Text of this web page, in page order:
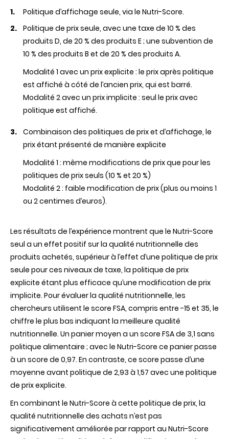
Politique d’affichage seule, via le Nutri-Score.
Politique de prix seule, avec une taxe de 10 % des
produits D, de 20 % des produits E ; une subvention de
10 % des produits B et de 20 % des produits A.
Modalité 1 avec un prix explicite : le prix après politique
est affiché à côté de l’ancien prix, qui est barré.
Modalité 2 avec un prix implicite : seul le prix avec
politique est affiché.
Combinaison des politiques de prix et d’affichage, le
prix étant présenté de manière explicite
Modalité 1 : même modifications de prix que pour les
politiques de prix seuls (10 % et 20 %)
Modalité 2 : faible modification de prix (plus ou moins 1
ou 2 centimes d’euros).
Les résultats de l’expérience montrent que le Nutri-Score
seul a un effet positif sur la qualité nutritionnelle des
produits achetés, supérieur à l’effet d’une politique de prix
seule pour ces niveaux de taxe, la politique de prix
explicite étant plus efficace qu’une modification de prix
implicite. Pour évaluer la qualité nutritionnelle, les
chercheurs utilisent le score FSA, compris entre -15 et 35, le
chiffre le plus bas indiquant la meilleure qualité
nutritionnelle. Un panier moyen a un score FSA de 3,1 sans
politique alimentaire ; avec le Nutri-Score ce panier passe
à un score de 0,97. En contraste, ce score passe d’une
moyenne avant politique de 2,93 à 1,57 avec une politique
de prix explicite.
En combinant le Nutri-Score à cette politique de prix, la
qualité nutritionnelle des achats n’est pas
significativement améliorée par rapport au Nutri-Score